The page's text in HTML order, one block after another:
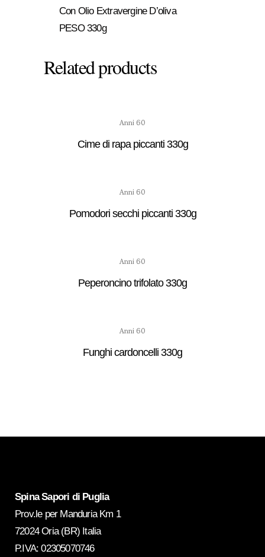
Con Olio Extravergine D’oliva
PESO 330g
Related products
Anni 60
Cime di rapa piccanti 330g
Anni 60
Pomodori secchi piccanti 330g
Anni 60
Peperoncino trifolato 330g
Anni 60
Funghi cardoncelli 330g
Spina Sapori di Puglia
Prov.le per Manduria Km 1
72024 Oria (BR) Italia
P.IVA: 02305070746